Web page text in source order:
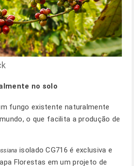
no solo
fungo existente naturalmente
o que facilita a produção de
isolado CG716 é exclusiva e
Florestas em um projeto de